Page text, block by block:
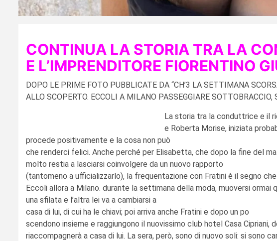
CONTINUA LA STORIA TRA LA
E L’IMPRENDITORE FIORENTINO
DOPO LE PRIME FOTO PUBBLICATE DA “CH’3 LA SETTIMANA
ALLO SCOPERTO. ECCOLI A MILANO PASSEGGIARE
La storia tra la conduttrice e il
e Roberta Morise, iniziata
procede positivamente e la cosa non può
che renderci felici. Anche perché per Elisabetta, che dopo la fine del
molto restia a lasciarsi coinvolgere da un nuovo rapporto
(tantomeno a ufficializzarlo), la frequentazione con Fratini è il segno
Eccoli allora a Milano. durante la settimana della moda, muoversi ormai
una sfilata e l’altra lei va a cambiarsi a
casa di lui, di cui ha le chiavi; poi arriva anche Fratini e dopo un po
scendono insieme e raggiungono il nuovissimo club hotel Casa Cipriani,
riaccompagnerà a casa di lui. La sera, però, sono di nuovo soli: si sono